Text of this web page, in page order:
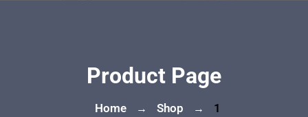
Product Page
Home → Shop →
1